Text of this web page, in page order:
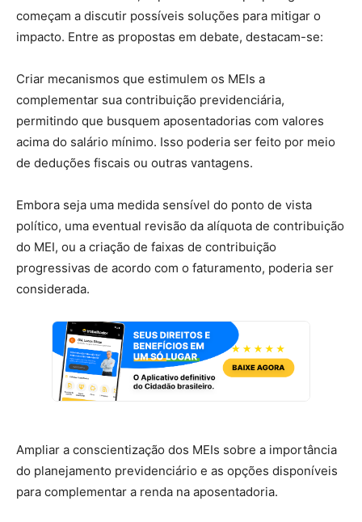
começam a discutir possíveis soluções para mitigar o
impacto. Entre as propostas em debate, destacam-se:
Criar mecanismos que estimulem os MEIs a
complementar sua contribuição previdenciária,
permitindo que busquem aposentadorias com valores
acima do salário mínimo. Isso poderia ser feito por meio
de deduções fiscais ou outras vantagens.
Embora seja uma medida sensível do ponto de vista
político, uma eventual revisão da alíquota de contribuição
do MEI, ou a criação de faixas de contribuição
progressivas de acordo com o faturamento, poderia ser
considerada.
Ampliar a conscientização dos MEIs sobre a importância
do planejamento previdenciário e as opções disponíveis
para complementar a renda na aposentadoria.